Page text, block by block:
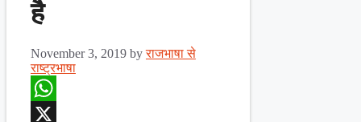
है
November 3, 2019 byराजभाषा से
राष्ट्रभाषा
WhatsApp